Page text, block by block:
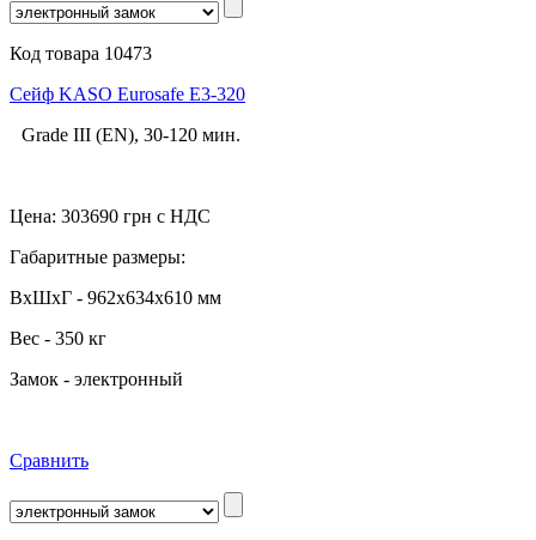
Код товара 10473
Сейф KASO Eurosafe E3-320
Grade III (EN), 30-120 мин.
Цена: 303690 грн с НДС
Габаритные размеры:
ВхШхГ - 962x634x610 мм
Вес - 350 кг
Замок - электронный
Сравнить